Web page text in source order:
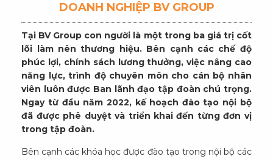
DOANH NGHIỆP BV GROUP
Tại BV Group con người là một trong ba giá trị cốt
lõi làm nên thương hiệu. Bên cạnh các chế độ
phúc lợi, chính sách lương thưởng, việc nâng cao
năng lực, trình độ chuyên môn cho cán bộ nhân
viên luôn được Ban lãnh đạo tập đoàn chú trọng.
Ngay từ đầu năm 2022, kế hoạch đào tạo nội bộ
đã được phê duyệt và triển khai đến từng đơn vị
trong tập đoàn.
Bên cạnh các khóa học được đào tạo trong nội bộ các